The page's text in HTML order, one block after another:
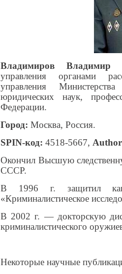
Владимиров
управления органами
управления
юридических наук,
Федерации.
Город: Москва, Россия.
SPIN-код: 4518-5667,
Окончил Высшую
СССР.
В 1996 г. защитил
«Криминалистическое
В 2002 г. — докторскую
криминалистического
Некоторые научные